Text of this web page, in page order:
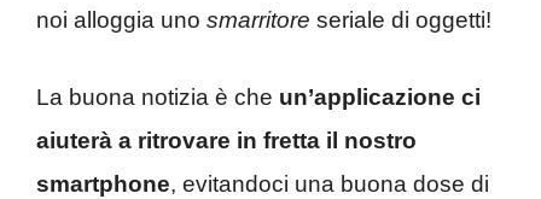
noi alloggia uno smarritore seriale di oggetti!
La buona notizia è che un’applicazione ci
aiuterà a ritrovare in fretta il nostro
smartphone, evitandoci una buona dose di